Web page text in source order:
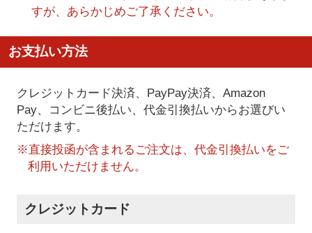
すが、あらかじめご了承ください。
お支払い方法
クレジットカード決済、PayPay決済、Amazon
Pay、コンビニ後払い、代金引換払いからお選びい
ただけます。
※直接投函が含まれるご注文は、代金引換払いをご
利用いただけません。
クレジットカード